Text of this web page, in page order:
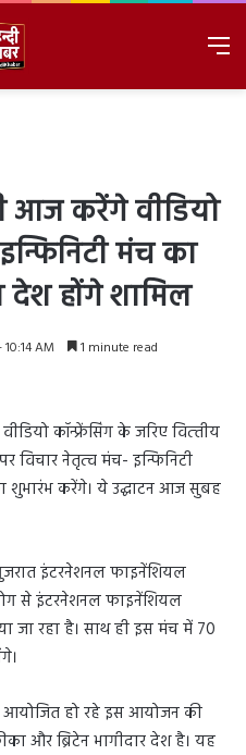
आज करेंगे वीडियो
मंच का
देश होंगे शामिल
AM 1 minute read
वीडियो कॉन्फ्रेंसिंग के जरिए वित्‍तीय
विचार नेतृत्‍व मंच- इन्फिनिटी
शुभारंभ करेंगे। ये उद्घाटन आज सुबह
इंटरनेशनल फाइनेंशियल
से इंटरनेशनल फाइनेंशियल
जा रहा है। साथ ही इस मंच में 70
हो रहे इस आयोजन की
और ब्रिटेन भागीदार देश है। यह